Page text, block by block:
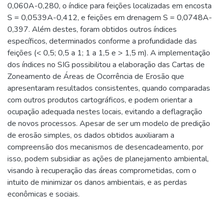
0,060A-0,280, o índice para feições localizadas em encosta
S = 0,0539A-0,412, e feições em drenagem S = 0,0748A-
0,397. Além destes, foram obtidos outros índices
específicos, determinados conforme a profundidade das
feições (< 0,5; 0,5 a 1; 1 a 1,5 e > 1,5 m). A implementação
dos índices no SIG possibilitou a elaboração das Cartas de
Zoneamento de Áreas de Ocorrência de Erosão que
apresentaram resultados consistentes, quando comparadas
com outros produtos cartográficos, e podem orientar a
ocupação adequada nestes locais, evitando a deflagração
de novos processos. Apesar de ser um modelo de predição
de erosão simples, os dados obtidos auxiliaram a
compreensão dos mecanismos de desencadeamento, por
isso, podem subsidiar as ações de planejamento ambiental,
visando à recuperação das áreas comprometidas, com o
intuito de minimizar os danos ambientais, e as perdas
econômicas e sociais.